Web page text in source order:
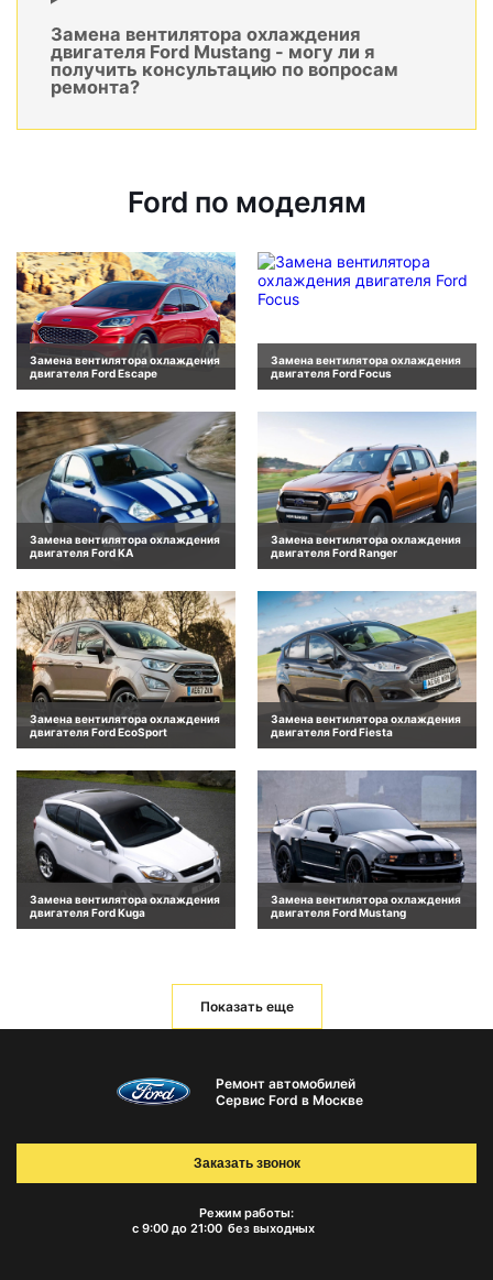
Замена вентилятора охлаждения
двигателя Ford Mustang - могу ли я
получить консультацию по вопросам
ремонта?
Ford по моделям
Замена вентилятора охлаждения
двигателя Ford Escape
Замена вентилятора охлаждения
двигателя Ford Focus
Замена вентилятора охлаждения
двигателя Ford KA
Замена вентилятора охлаждения
двигателя Ford Ranger
Замена вентилятора охлаждения
двигателя Ford EcoSport
Замена вентилятора охлаждения
двигателя Ford Fiesta
Замена вентилятора охлаждения
двигателя Ford Kuga
Замена вентилятора охлаждения
двигателя Ford Mustang
Показать еще
Ремонт автомобилей
Сервис Ford в Москве
Режим работы:
с 9:00 до 21:00 без выходных
Заказать звонок